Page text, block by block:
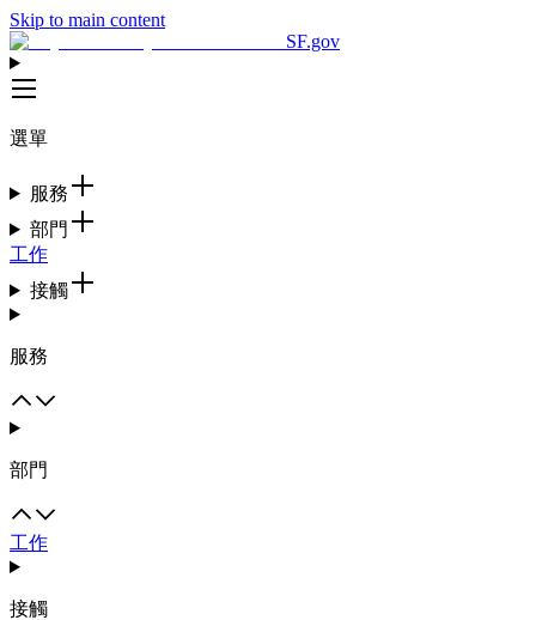
Skip to main content
SF.gov
選單
服務
部門
工作
接觸
服務
部門
工作
接觸